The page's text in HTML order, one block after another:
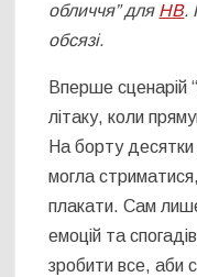
обличчя” для НВ.
обсязі.
Вперше сценарій
літаку, коли
На борту
могла
плакати. Сам
емоцій та
зробити все, аби